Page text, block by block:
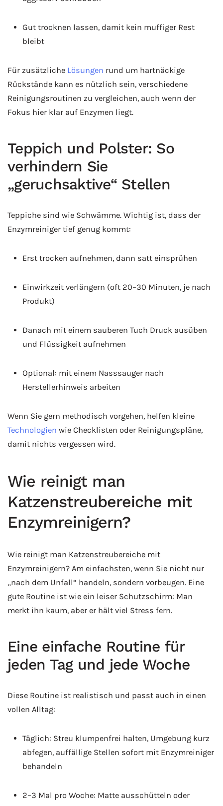
Gut trocknen lassen, damit kein muffiger Rest
bleibt
Für zusätzliche Lösungen rund um hartnäckige
Rückstände kann es nützlich sein, verschiedene
Reinigungsroutinen zu vergleichen, auch wenn der
Fokus hier klar auf Enzymen liegt.
Teppich und Polster: So
verhindern Sie
„geruchsaktive“ Stellen
Teppiche sind wie Schwämme. Wichtig ist, dass der
Enzymreiniger tief genug kommt:
Erst trocken aufnehmen, dann satt einsprühen
Einwirkzeit verlängern (oft 20–30 Minuten, je nach
Produkt)
Danach mit einem sauberen Tuch Druck ausüben
und Flüssigkeit aufnehmen
Optional: mit einem Nasssauger nach
Herstellerhinweis arbeiten
Wenn Sie gern methodisch vorgehen, helfen kleine
Technologien wie Checklisten oder Reinigungspläne,
damit nichts vergessen wird.
Wie reinigt man
Katzenstreubereiche mit
Enzymreinigern?
Wie reinigt man Katzenstreubereiche mit
Enzymreinigern? Am einfachsten, wenn Sie nicht nur
„nach dem Unfall“ handeln, sondern vorbeugen. Eine
gute Routine ist wie ein leiser Schutzschirm: Man
merkt ihn kaum, aber er hält viel Stress fern.
Eine einfache Routine für
jeden Tag und jede Woche
Diese Routine ist realistisch und passt auch in einen
vollen Alltag:
Täglich: Streu klumpenfrei halten, Umgebung kurz
abfegen, auffällige Stellen sofort mit Enzymreiniger
behandeln
2–3 Mal pro Woche: Matte ausschütteln oder